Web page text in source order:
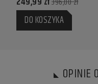
DO KOSZYKA
OPINIE